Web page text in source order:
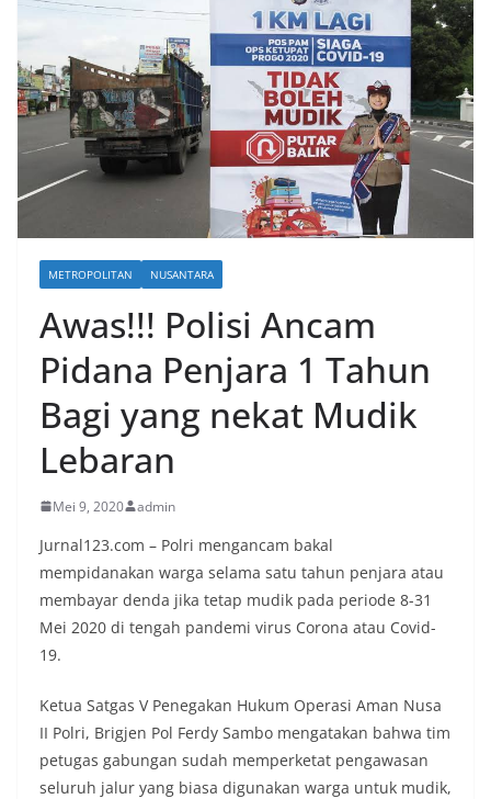
METROPOLITAN NUSANTARA
Awas!!! Polisi Ancam
Pidana Penjara 1 Tahun
Bagi yang nekat Mudik
Lebaran
Mei 9, 2020 admin
Jurnal123.com – Polri mengancam bakal
mempidanakan warga selama satu tahun penjara atau
membayar denda jika tetap mudik pada periode 8-31
Mei 2020 di tengah pandemi virus Corona atau Covid-
19.
Ketua Satgas V Penegakan Hukum Operasi Aman Nusa
II Polri, Brigjen Pol Ferdy Sambo mengatakan bahwa tim
petugas gabungan sudah memperketat pengawasan
seluruh jalur yang biasa digunakan warga untuk mudik,